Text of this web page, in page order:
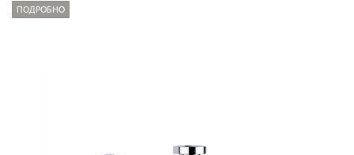
ПОДРОБНО